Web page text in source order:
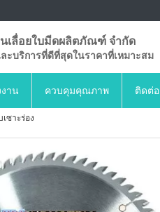
นเลื่อยใบมีดผลิตภัณฑ์ จำกัด
ะบริการที่ดีที่สุดในราคาที่เหมาะสม
าน ควบคุมคุณภาพ ติดต่อ
ซาะร่อง